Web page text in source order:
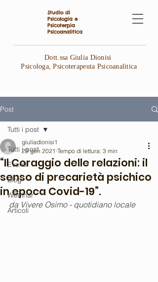
Dott.ssa Giulia Dionisi
Psicologa, Psicoterapeuta Psicoanalitica
Studio di
Psicologia e
Psicoterpia
Psicoanalitica
Post
Tutti i post
Eventi
Blog
Webinar
Articoli
Tutti i post
“Il Coraggio delle relazioni: il
senso di precarietà psichico
in epoca Covid-19”.
giuliadionisi1
29 gen 2021 Tempo di lettura: 3 min
da Vivere Osimo - quotidiano locale